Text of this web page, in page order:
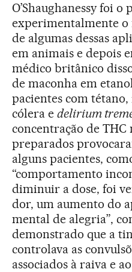
O’Shaughanessy foi
experimentalmente
de algumas dessas
em animais e depois
médico britânico
de maconha em
pacientes com
cólera e delirium
concentração de
preparados
alguns pacientes,
“comportamento
diminuir a dose, foi
dor, um aumento do
mental de alegria”,
demonstrado que a
controlava as
associados à raiva e